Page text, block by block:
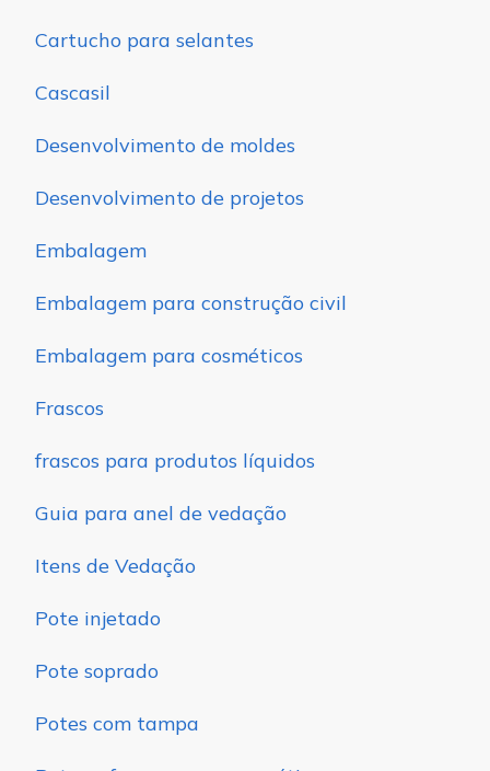
Cartucho para selantes
Cascasil
Desenvolvimento de moldes
Desenvolvimento de projetos
Embalagem
Embalagem para construção civil
Embalagem para cosméticos
Frascos
frascos para produtos líquidos
Guia para anel de vedação
Itens de Vedação
Pote injetado
Pote soprado
Potes com tampa